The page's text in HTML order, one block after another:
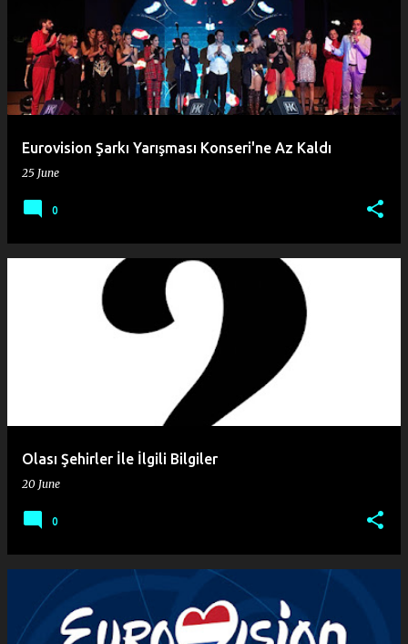
Eurovision Şarkı Yarışması Konseri'ne Az Kaldı
25 June
0
Olası Şehirler İle İlgili Bilgiler
20 June
0